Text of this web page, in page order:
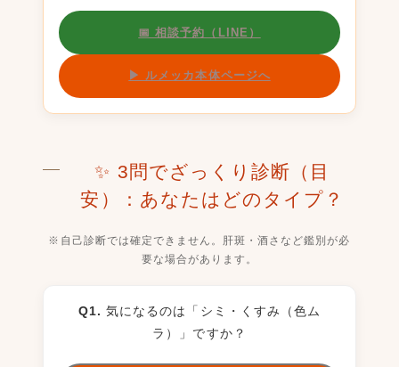
📅 相談予約（LINE）
▶ ルメッカ本体ページへ
✨ 3問でざっくり診断（目
安）：あなたはどのタイプ？
※自己診断では確定できません。肝斑・酒さなど鑑別が必
要な場合があります。
Q1. 気になるのは「シミ・くすみ（色ム
ラ）」ですか？